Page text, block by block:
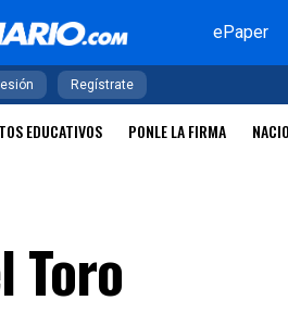
ePaper
Regístrate
EDUCATIVOS PONLE LA FIRMA
Toro